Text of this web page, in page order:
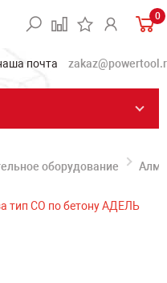
0
оборудование